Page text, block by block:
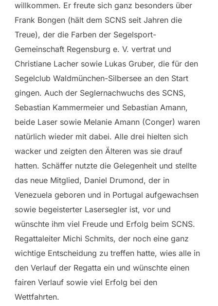
willkommen. Er freute sich ganz besonders über
Frank Bongen (hält dem SCNS seit Jahren die
Treue), der die Farben der Segelsport-
Gemeinschaft Regensburg e. V. vertrat und
Christiane Lacher sowie Lukas Gruber, die für den
Segelclub Waldmünchen-Silbersee an den Start
gingen. Auch der Seglernachwuchs des SCNS,
Sebastian Kammermeier und Sebastian Amann,
beide Laser sowie Melanie Amann (Conger) waren
natürlich wieder mit dabei. Alle drei hielten sich
wacker und zeigten den Älteren was sie drauf
hatten. Schäffer nutzte die Gelegenheit und stellte
das neue Mitglied, Daniel Drumond, der in
Venezuela geboren und in Portugal aufgewachsen
sowie begeisterter Lasersegler ist, vor und
wünschte ihm viel Freude und Erfolg beim SCNS.
Regattaleiter Michi Schmits, der noch eine ganz
wichtige Entscheidung zu treffen hatte, wies alle in
den Verlauf der Regatta ein und wünschte einen
fairen Verlauf sowie viel Erfolg bei den
Wettfahrten.